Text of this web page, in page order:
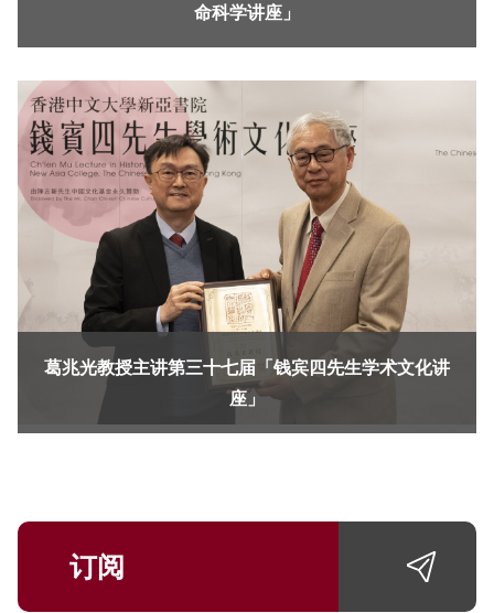
命科学讲座」
葛兆光教授主讲第三十七届「钱宾四先生学术文化讲
座」
订阅